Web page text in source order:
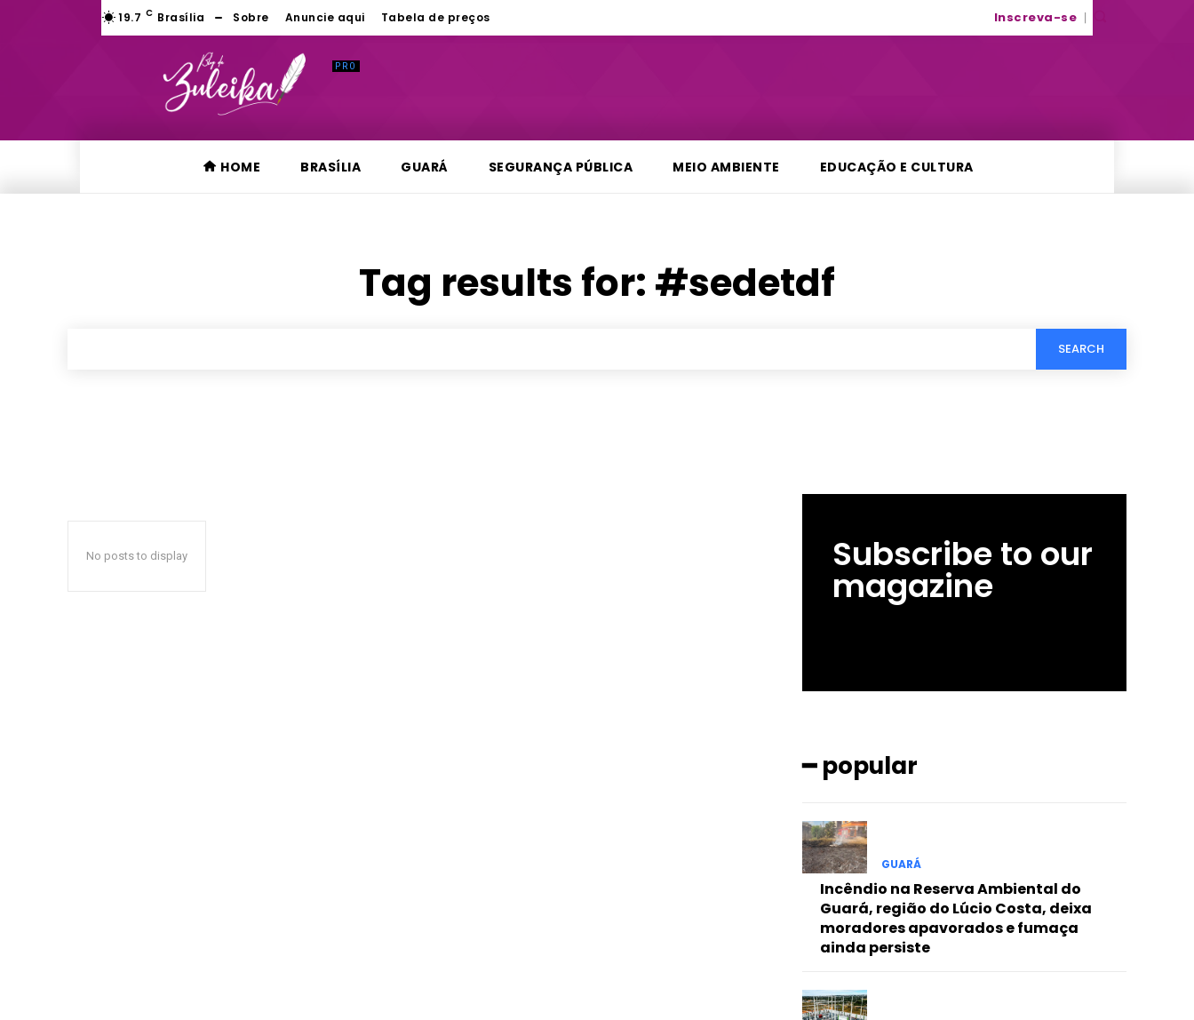
19.7 C Brasília Sobre Anuncie aqui Tabela de preços Inscreva-se
HOME BRASÍLIA GUARÁ SEGURANÇA PÚBLICA MEIO AMBIENTE EDUCAÇÃO E CULTURA
Tag results for: #sedetdf
SEARCH
No posts to display Subscribe to our
magazine
━ popular
GUARÁ
Incêndio na Reserva Ambiental do
Guará, região do Lúcio Costa, deixa
moradores apavorados e fumaça
ainda persiste